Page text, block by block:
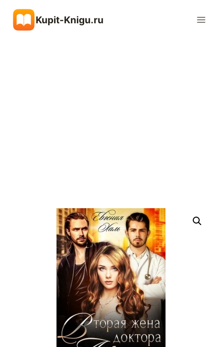
содержимому
Kupit-Knigu.ru